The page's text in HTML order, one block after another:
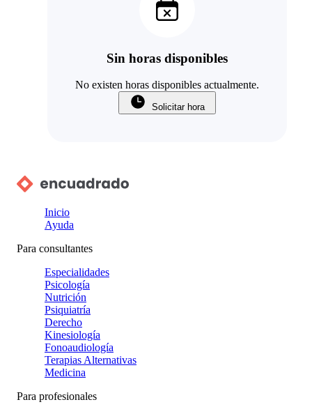
Sin horas disponibles
No existen horas disponibles actualmente.
Solicitar hora
Inicio
Ayuda
Para consultantes
Especialidades
Psicología
Nutrición
Psiquiatría
Derecho
Kinesiología
Fonoaudiología
Terapias Alternativas
Medicina
Para profesionales